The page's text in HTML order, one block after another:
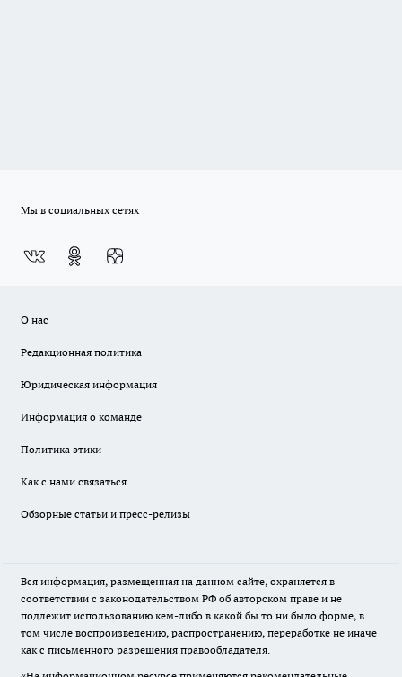
Мы в социальных сетях
О нас
Редакционная политика
Юридическая информация
Информация о команде
Политика этики
Как с нами связаться
Обзорные статьи и пресс-релизы
Вся информация, размещенная на данном сайте, охраняется в
соответствии с законодательством РФ об авторском праве и не
подлежит использованию кем-либо в какой бы то ни было форме, в
том числе воспроизведению, распространению, переработке не иначе
как с письменного разрешения правообладателя.